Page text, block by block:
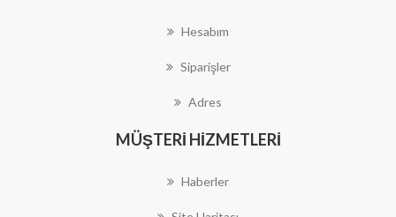
Hesabım
Siparişler
Adres
MÜŞTERI HIZMETLERI
Haberler